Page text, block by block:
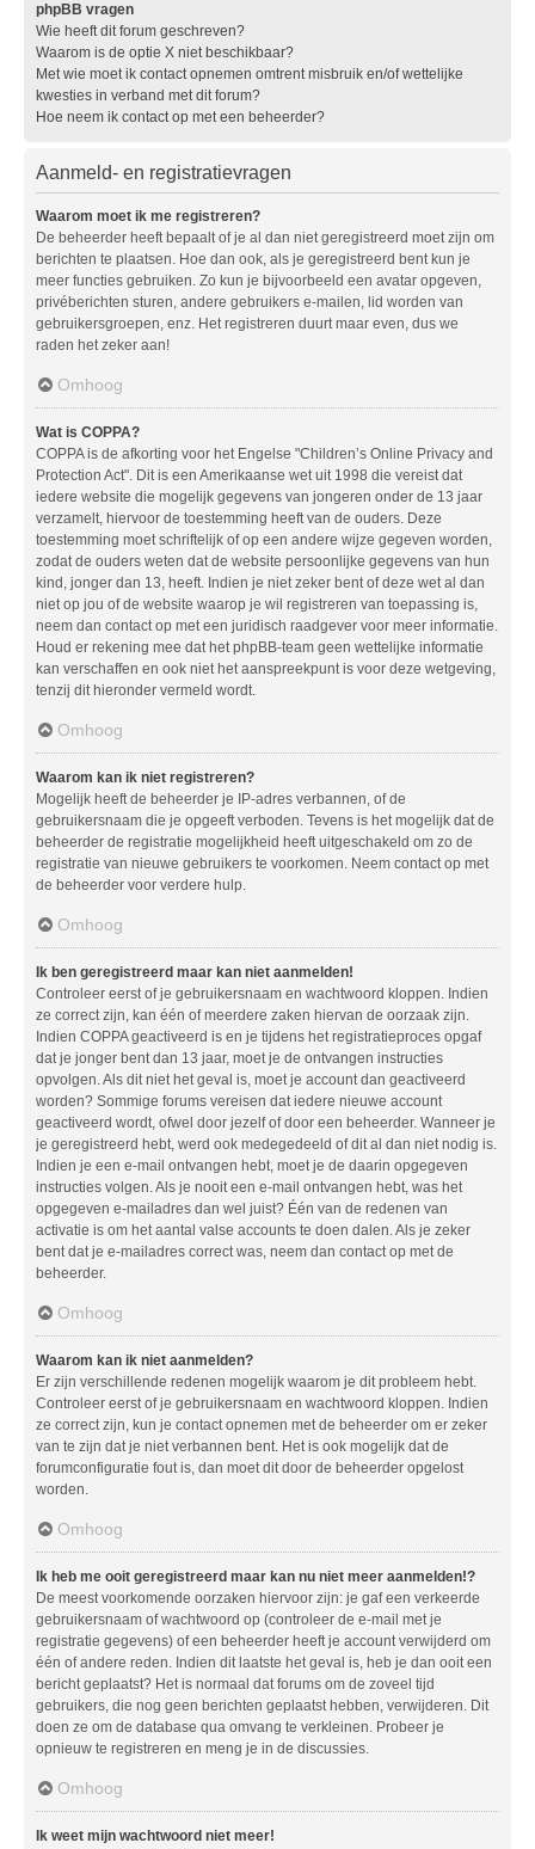
phpBB vragen
Wie heeft dit forum geschreven?
Waarom is de optie X niet beschikbaar?
Met wie moet ik contact opnemen omtrent misbruik en/of wettelijke
kwesties in verband met dit forum?
Hoe neem ik contact op met een beheerder?
Aanmeld- en registratievragen
Waarom moet ik me registreren?
De beheerder heeft bepaalt of je al dan niet geregistreerd moet zijn om
berichten te plaatsen. Hoe dan ook, als je geregistreerd bent kun je
meer functies gebruiken. Zo kun je bijvoorbeeld een avatar opgeven,
privéberichten sturen, andere gebruikers e-mailen, lid worden van
gebruikersgroepen, enz. Het registreren duurt maar even, dus we
raden het zeker aan!
Omhoog
Wat is COPPA?
COPPA is de afkorting voor het Engelse "Children’s Online Privacy and
Protection Act". Dit is een Amerikaanse wet uit 1998 die vereist dat
iedere website die mogelijk gegevens van jongeren onder de 13 jaar
verzamelt, hiervoor de toestemming heeft van de ouders. Deze
toestemming moet schriftelijk of op een andere wijze gegeven worden,
zodat de ouders weten dat de website persoonlijke gegevens van hun
kind, jonger dan 13, heeft. Indien je niet zeker bent of deze wet al dan
niet op jou of de website waarop je wil registreren van toepassing is,
neem dan contact op met een juridisch raadgever voor meer informatie.
Houd er rekening mee dat het phpBB-team geen wettelijke informatie
kan verschaffen en ook niet het aanspreekpunt is voor deze wetgeving,
tenzij dit hieronder vermeld wordt.
Omhoog
Waarom kan ik niet registreren?
Mogelijk heeft de beheerder je IP-adres verbannen, of de
gebruikersnaam die je opgeeft verboden. Tevens is het mogelijk dat de
beheerder de registratie mogelijkheid heeft uitgeschakeld om zo de
registratie van nieuwe gebruikers te voorkomen. Neem contact op met
de beheerder voor verdere hulp.
Omhoog
Ik ben geregistreerd maar kan niet aanmelden!
Controleer eerst of je gebruikersnaam en wachtwoord kloppen. Indien
ze correct zijn, kan één of meerdere zaken hiervan de oorzaak zijn.
Indien COPPA geactiveerd is en je tijdens het registratieproces opgaf
dat je jonger bent dan 13 jaar, moet je de ontvangen instructies
opvolgen. Als dit niet het geval is, moet je account dan geactiveerd
worden? Sommige forums vereisen dat iedere nieuwe account
geactiveerd wordt, ofwel door jezelf of door een beheerder. Wanneer je
je geregistreerd hebt, werd ook medegedeeld of dit al dan niet nodig is.
Indien je een e-mail ontvangen hebt, moet je de daarin opgegeven
instructies volgen. Als je nooit een e-mail ontvangen hebt, was het
opgegeven e-mailadres dan wel juist? Één van de redenen van
activatie is om het aantal valse accounts te doen dalen. Als je zeker
bent dat je e-mailadres correct was, neem dan contact op met de
beheerder.
Omhoog
Waarom kan ik niet aanmelden?
Er zijn verschillende redenen mogelijk waarom je dit probleem hebt.
Controleer eerst of je gebruikersnaam en wachtwoord kloppen. Indien
ze correct zijn, kun je contact opnemen met de beheerder om er zeker
van te zijn dat je niet verbannen bent. Het is ook mogelijk dat de
forumconfiguratie fout is, dan moet dit door de beheerder opgelost
worden.
Omhoog
Ik heb me ooit geregistreerd maar kan nu niet meer aanmelden!?
De meest voorkomende oorzaken hiervoor zijn: je gaf een verkeerde
gebruikersnaam of wachtwoord op (controleer de e-mail met je
registratie gegevens) of een beheerder heeft je account verwijderd om
één of andere reden. Indien dit laatste het geval is, heb je dan ooit een
bericht geplaatst? Het is normaal dat forums om de zoveel tijd
gebruikers, die nog geen berichten geplaatst hebben, verwijderen. Dit
doen ze om de database qua omvang te verkleinen. Probeer je
opnieuw te registreren en meng je in de discussies.
Omhoog
Ik weet mijn wachtwoord niet meer!